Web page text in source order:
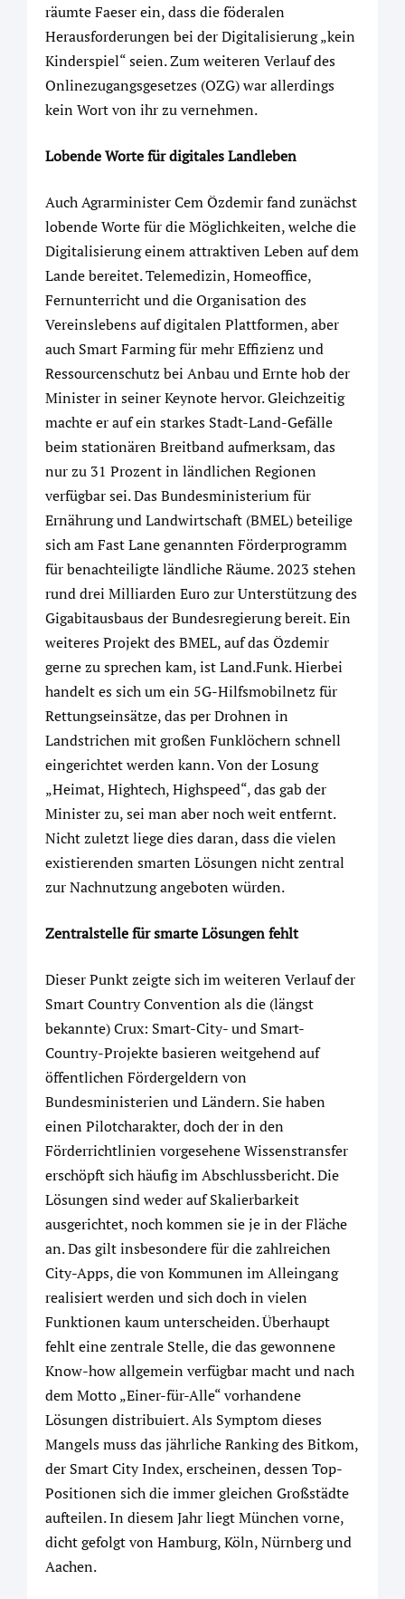
räumte Faeser ein, dass die föderalen
Herausforderungen bei der Digitalisierung „kein
Kinderspiel“ seien. Zum weiteren Verlauf des
Onlinezugangsgesetzes (OZG) war allerdings
kein Wort von ihr zu vernehmen.
Lobende Worte für digitales Landleben
Auch Agrarminister Cem Özdemir fand zunächst
lobende Worte für die Möglichkeiten, welche die
Digitalisierung einem attraktiven Leben auf dem
Lande bereitet. Telemedizin, Homeoffice,
Fernunterricht und die Organisation des
Vereinslebens auf digitalen Plattformen, aber
auch Smart Farming für mehr Effizienz und
Ressourcenschutz bei Anbau und Ernte hob der
Minister in seiner Keynote hervor. Gleichzeitig
machte er auf ein starkes Stadt-Land-Gefälle
beim stationären Breitband aufmerksam, das
nur zu 31 Prozent in ländlichen Regionen
verfügbar sei. Das Bundesministerium für
Ernährung und Landwirtschaft (BMEL) beteilige
sich am Fast Lane genannten Förderprogramm
für benachteiligte ländliche Räume. 2023 stehen
rund drei Milliarden Euro zur Unterstützung des
Gigabitausbaus der Bundesregierung bereit. Ein
weiteres Projekt des BMEL, auf das Özdemir
gerne zu sprechen kam, ist Land.Funk. Hierbei
handelt es sich um ein 5G-Hilfsmobilnetz für
Rettungseinsätze, das per Drohnen in
Landstrichen mit großen Funklöchern schnell
eingerichtet werden kann. Von der Losung
„Heimat, Hightech, Highspeed“, das gab der
Minister zu, sei man aber noch weit entfernt.
Nicht zuletzt liege dies daran, dass die vielen
existierenden smarten Lösungen nicht zentral
zur Nachnutzung angeboten würden.
Zentralstelle für smarte Lösungen fehlt
Dieser Punkt zeigte sich im weiteren Verlauf der
Smart Country Convention als die (längst
bekannte) Crux: Smart-City- und Smart-
Country-Projekte basieren weitgehend auf
öffentlichen Fördergeldern von
Bundesministerien und Ländern. Sie haben
einen Pilotcharakter, doch der in den
Förderrichtlinien vorgesehene Wissenstransfer
erschöpft sich häufig im Abschlussbericht. Die
Lösungen sind weder auf Skalierbarkeit
ausgerichtet, noch kommen sie je in der Fläche
an. Das gilt insbesondere für die zahlreichen
City-Apps, die von Kommunen im Alleingang
realisiert werden und sich doch in vielen
Funktionen kaum unterscheiden. Überhaupt
fehlt eine zentrale Stelle, die das gewonnene
Know-how allgemein verfügbar macht und nach
dem Motto „Einer-für-Alle“ vorhandene
Lösungen distribuiert. Als Symptom dieses
Mangels muss das jährliche Ranking des Bitkom,
der Smart City Index, erscheinen, dessen Top-
Positionen sich die immer gleichen Großstädte
aufteilen. In diesem Jahr liegt München vorne,
dicht gefolgt von Hamburg, Köln, Nürnberg und
Aachen.